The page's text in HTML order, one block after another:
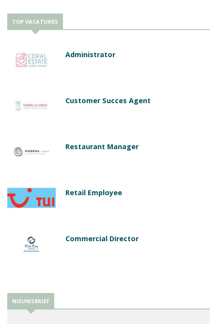
TOP VACATURES
Administrator
Customer Succes Agent
Restaurant Manager
Retail Employee
Commercial Director
NIEUWSBRIEF